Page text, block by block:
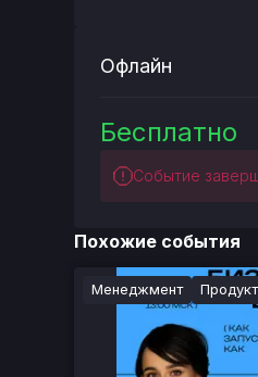
Офлайн
Бесплатно
Событие
Похожие события
Менеджмент Продукт